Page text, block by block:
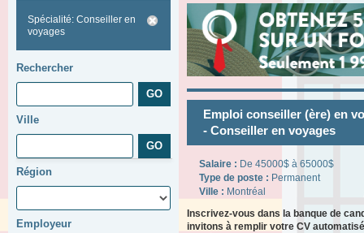
Spécialité: Conseiller en
voyages
Rechercher
Ville
Région
Employeur
Emploi conseiller (ère) en
- Conseiller en voyages
Salaire : De 45000$ à 65000$
Type de poste : Permanent
Ville : Montréal
Inscrivez-vous dans la banque de
invitons à remplir votre CV